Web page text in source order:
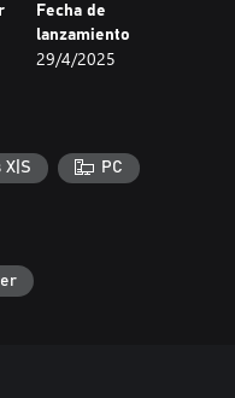
& Skins incluye:
Fecha de
lanzamiento
29/4/2025
X|S PC